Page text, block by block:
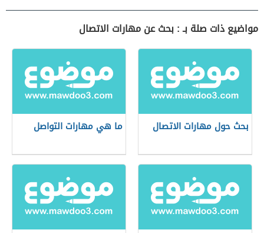
مواضيع ذات صلة بـ : بحث عن مهارات الاتصال
بحث حول مهارات الاتصال ما هي مهارات التواصل